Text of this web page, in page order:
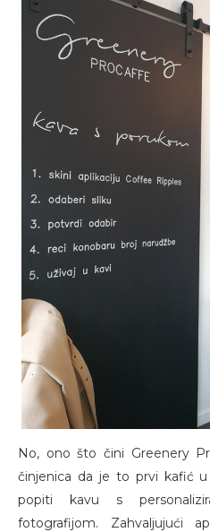
No, ono što čini Greenery
činjenica da je to prvi kafić
popiti kavu s
fotografijom. Zahvaljujući